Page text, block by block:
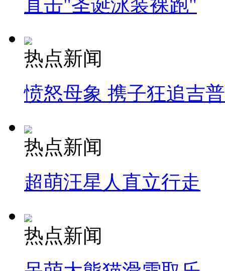
直击"圣诞泳装裸跑"
热点新闻
愤怒母象 携子狂追吉
热点新闻
超萌汪星人直立行走
热点新闻